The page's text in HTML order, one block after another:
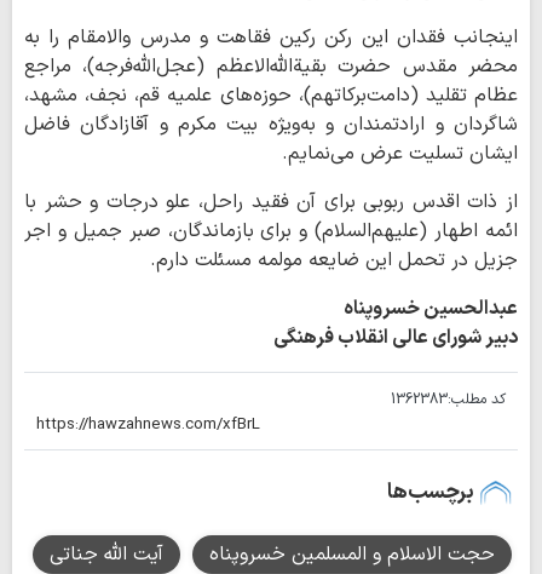
اینجانب فقدان این رکن رکین فقاهت و مدرس والامقام را به
محضر مقدس حضرت بقیة‌الله‌الاعظم (عجل‌الله‌فرجه)، مراجع
عظام تقلید (دامت‌برکاتهم)، حوزه‌های علمیه قم، نجف، مشهد،
شاگردان و ارادتمندان و به‌ویژه بیت مکرم و آقازادگان فاضل
ایشان تسلیت عرض می‌نمایم.
از ذات اقدس ربوبی برای آن فقید راحل، علو درجات و حشر با
ائمه اطهار (علیهم‌السلام) و برای بازماندگان، صبر جمیل و اجر
جزیل در تحمل این ضایعه مولمه مسئلت دارم.
عبدالحسین خسروپناه
دبیر شورای عالی انقلاب فرهنگی
کد مطلب:1362383
برچسب‌ها
حجت الاسلام و المسلمین خسروپناه آیت الله جناتی